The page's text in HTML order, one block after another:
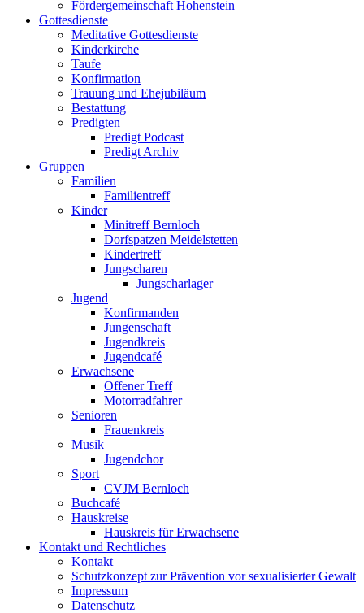
Fördergemeinschaft Hohenstein
Gottesdienste
Meditative Gottesdienste
Kinderkirche
Taufe
Konfirmation
Trauung und Ehejubiläum
Bestattung
Predigten
Predigt Podcast
Predigt Archiv
Gruppen
Familien
Familientreff
Kinder
Minitreff Bernloch
Dorfspatzen Meidelstetten
Kindertreff
Jungscharen
Jungscharlager
Jugend
Konfirmanden
Jungenschaft
Jugendkreis
Jugendcafé
Erwachsene
Offener Treff
Motorradfahrer
Senioren
Frauenkreis
Musik
Jugendchor
Sport
CVJM Bernloch
Buchcafé
Hauskreise
Hauskreis für Erwachsene
Kontakt und Rechtliches
Kontakt
Schutzkonzept zur Prävention vor sexualisierter Gewalt
Impressum
Datenschutz